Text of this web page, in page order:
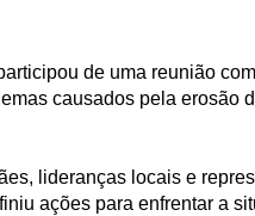
de uma reunião
causados pela erosão
lideranças locais e
ações para enfrentar a